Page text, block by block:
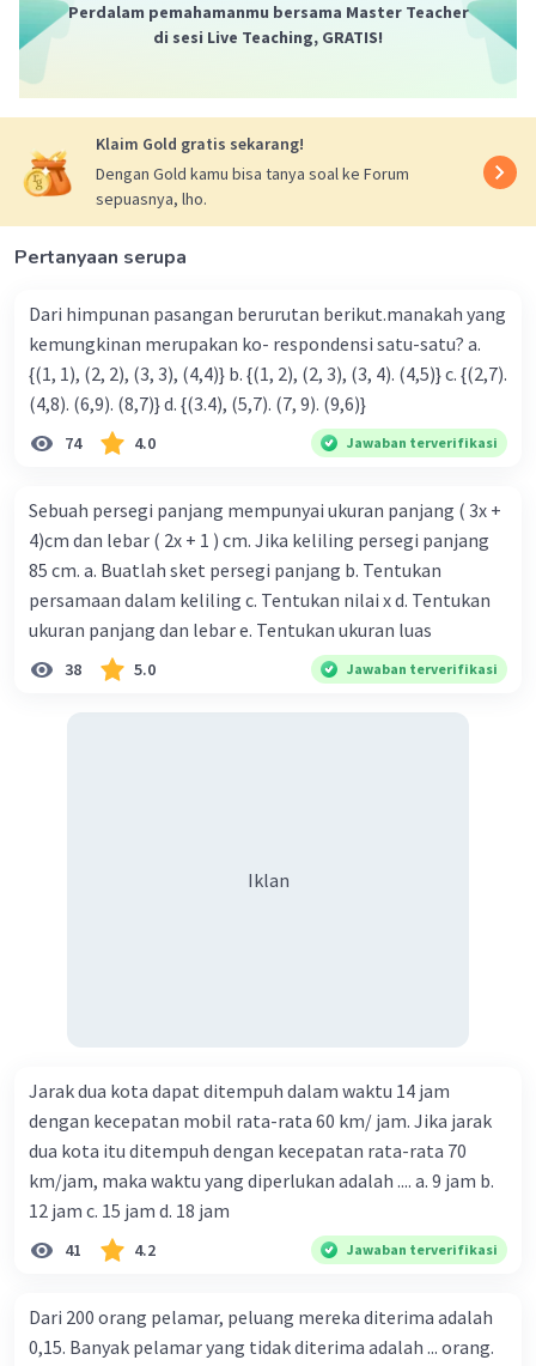
𝞱 = 360° - 232°
diatas adalah 𝞪 = 20° dan 𝞱 = 128°
Semoga membantu ya.
Beri Rating·0.0(0) Balas
Perdalam pemahamanmu bersama Master Teacher
di sesi Live Teaching, GRATIS!
Klaim Gold gratis sekarang!
Dengan Gold kamu bisa tanya soal ke Forum
sepuasnya, lho.
Pertanyaan serupa
Dari himpunan pasangan berurutan berikut.manakah yang
kemungkinan merupakan ko- respondensi satu-satu? a.
{(1, 1), (2, 2), (3, 3), (4,4)} b. {(1, 2), (2, 3), (3, 4). (4,5)} c. {(2,7).
(4,8). (6,9). (8,7)} d. {(3.4), (5,7). (7, 9). (9,6)}
74 4.0 Jawaban terverifikasi
Sebuah persegi panjang mempunyai ukuran panjang ( 3x +
4)cm dan lebar ( 2x + 1 ) cm. Jika keliling persegi panjang
85 cm. a. Buatlah sket persegi panjang b. Tentukan
persamaan dalam keliling c. Tentukan nilai x d. Tentukan
ukuran panjang dan lebar e. Tentukan ukuran luas
38 5.0 Jawaban terverifikasi
Iklan
Jarak dua kota dapat ditempuh dalam waktu 14 jam
dengan kecepatan mobil rata-rata 60 km/ jam. Jika jarak
dua kota itu ditempuh dengan kecepatan rata-rata 70
km/jam, maka waktu yang diperlukan adalah .... a. 9 jam b.
12 jam c. 15 jam d. 18 jam
41 4.2 Jawaban terverifikasi
Dari 200 orang pelamar, peluang mereka diterima adalah
0,15. Banyak pelamar yang tidak diterima adalah ... orang.